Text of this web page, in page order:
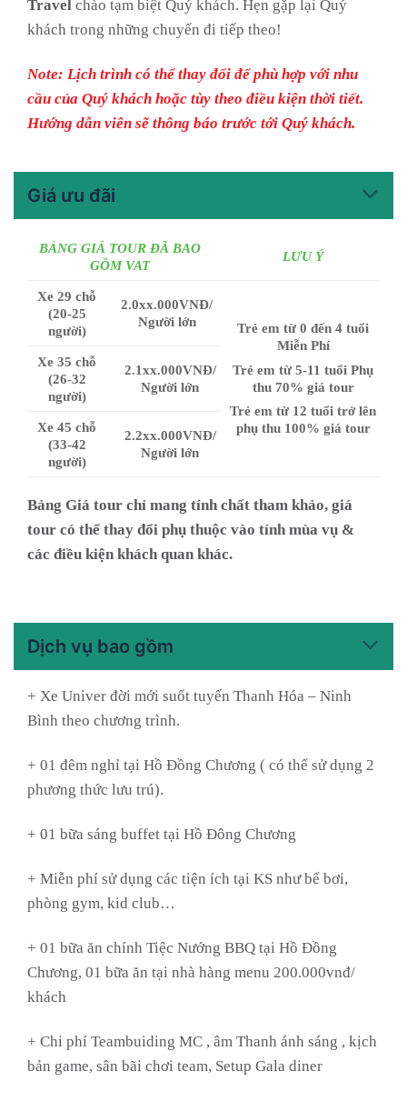
Travel chào tạm biệt Quý khách. Hẹn gặp lại Quý
khách trong những chuyến đi tiếp theo!
Note: Lịch trình có thể thay đổi để phù hợp với nhu
cầu của Quý khách hoặc tùy theo điều kiện thời tiết.
Hướng dẫn viên sẽ thông báo trước tới Quý khách.
Giá ưu đãi
BẢNG GIÁ TOUR ĐÃ BAO
GỒM VAT
LƯU Ý
Xe 29 chỗ
(20-25
người)
2.0xx.000VNĐ/
Người lớn
Trẻ em từ 0 đến 4 tuổi
Miễn Phí
Trẻ em từ 5-11 tuổi Phụ
thu 70% giá tour
Trẻ em từ 12 tuổi trở lên
phụ thu 100% giá tour
Xe 35 chỗ
(26-32
người)
2.1xx.000VNĐ/
Người lớn
Xe 45 chỗ
(33-42
người)
2.2xx.000VNĐ/
Người lớn
Bảng Giá tour chỉ mang tính chất tham khảo, giá
tour có thể thay đổi phụ thuộc vào tính mùa vụ &
các điều kiện khách quan khác.
Dịch vụ bao gồm
+ Xe Univer đời mới suốt tuyến Thanh Hóa – Ninh
Bình theo chương trình.
+ 01 đêm nghỉ tại Hồ Đồng Chương ( có thể sử dụng 2
phương thức lưu trú).
+ 01 bữa sáng buffet tại Hồ Đông Chương
+ Miễn phí sử dụng các tiện ích tại KS như bể bơi,
phòng gym, kid club…
+ 01 bữa ăn chính Tiệc Nướng BBQ tại Hồ Đồng
Chương, 01 bữa ăn tại nhà hàng menu 200.000vnđ/
khách
+ Chi phí Teambuiding MC , âm Thanh ánh sáng , kịch
bản game, sân bãi chơi team, Setup Gala diner